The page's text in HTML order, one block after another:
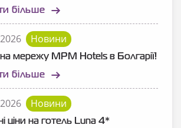
більше
Новини
на мережу MPM Hotels в Болгарії!
більше
Новини
ціни на готель Luna 4*